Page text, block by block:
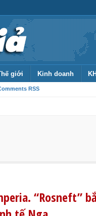
giới Kinh doanh
RSS
“Rosneft”